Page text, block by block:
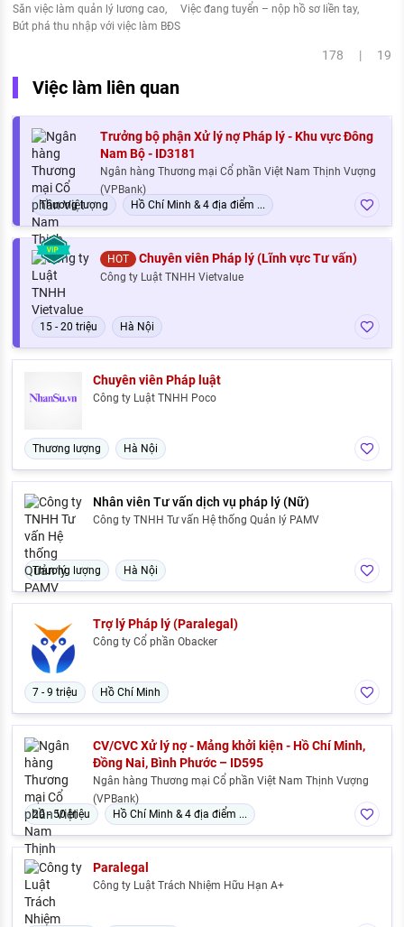
Săn việc làm quản lý lương cao
Việc đang tuyển – nộp hồ sơ liền tay
Bứt phá thu nhập với việc làm BĐS
178 | 19
Việc làm liên quan
Trưởng bộ phận Xử lý nợ Pháp lý - Khu vực Đông
Nam Bộ - ID3181
Ngân hàng Thương mại Cổ phần Việt Nam Thịnh Vượng
(VPBank)
Thương lượng
Hồ Chí Minh & 4 địa điểm ...
HOT Chuyên viên Pháp lý (Lĩnh vực Tư vấn)
Công ty Luật TNHH Vietvalue
15 - 20 triệu Hà Nội
Chuyên viên Pháp luật
Công ty Luật TNHH Poco
Thương lượng Hà Nội
Nhân viên Tư vấn dịch vụ pháp lý (Nữ)
Công ty TNHH Tư vấn Hệ thống Quản lý PAMV
Thương lượng Hà Nội
Trợ lý Pháp lý (Paralegal)
Công ty Cổ phần Obacker
7 - 9 triệu Hồ Chí Minh
CV/CVC Xử lý nợ - Mảng khởi kiện - Hồ Chí Minh,
Đồng Nai, Bình Phước – ID595
Ngân hàng Thương mại Cổ phần Việt Nam Thịnh Vượng
(VPBank)
20 - 50 triệu
Hồ Chí Minh & 4 địa điểm ...
Paralegal
Công ty Luật Trách Nhiệm Hữu Hạn A+